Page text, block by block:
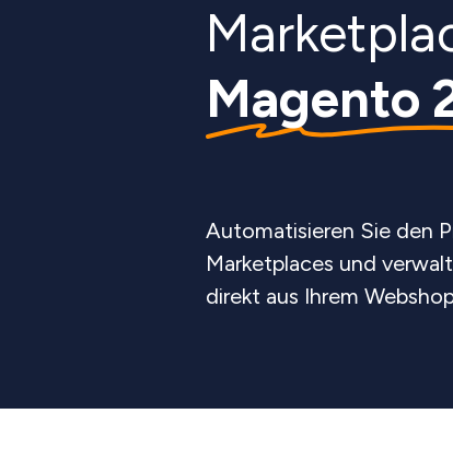
Magento
Automatisieren Sie den
Marketplaces und
direkt aus Ihrem